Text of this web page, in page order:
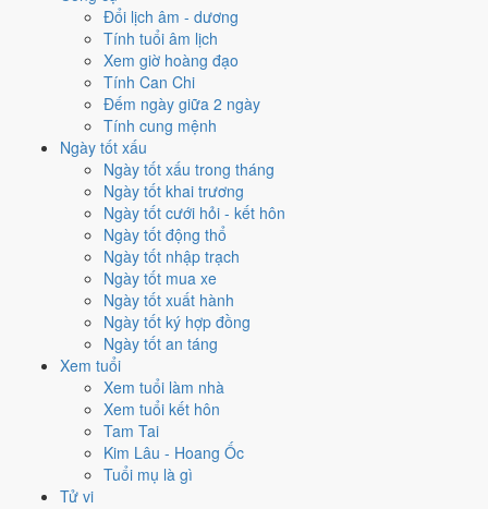
Đổi lịch âm - dương
Tính tuổi âm lịch
Xem giờ hoàng đạo
Tính Can Chi
Đếm ngày giữa 2 ngày
Tính cung mệnh
Ngày tốt xấu
Ngày tốt xấu trong tháng
Ngày tốt khai trương
Ngày tốt cưới hỏi - kết hôn
Ngày tốt động thổ
Ngày tốt nhập trạch
Ngày tốt mua xe
Ngày tốt xuất hành
Ngày tốt ký hợp đồng
Ngày tốt an táng
Xem tuổi
Xem tuổi làm nhà
Xem tuổi kết hôn
Tam Tai
Kim Lâu - Hoang Ốc
Tuổi mụ là gì
Tử vi
Cách tính ngày tốt
Xuất hành - đi xa
Rất tốt
Xuất hành - đi xa hôm nay ở
Mãn và Ngày Hoàng Đạo
Cách tính ngày tốt
Tìm hiểu cách chấm: Trực Mãn nghĩa là gì
phân biệt Hoàng Đạo - Hắc Đạo· Can Chi và Ngũ hành ngày
Điểm số tổng hợp từ Trực, Sao 28 Tú và Hoàng Đạo - Hắc Đạo.
sánh cả tháng
Nếu ngày 18/11/2027 không hợp
việc của bạn thì sao?
Ngày 18/11 tốt tổng thể nhưng không phải việc nào cũng thuận. Hai
việc bị chấm thấp nhất hôm nay là
3 cách hạ rủi ro mà vẫn giữ được lịch của bạn.
Coi việc vào giờ Hoàng Đạo trong chính ngày này.
Tỵ (09h-11h) rơi đúng giờ hành chính nên dễ sắp xếp nhất cho
việc buộc phải làm đúng ngày 18/11/2027. Bảng đủ 6 giờ Hoàng
Đạo và 6 giờ Hắc Đạo nằm ngay mục kế tiếp.